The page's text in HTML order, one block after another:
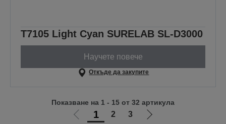
T7105 Light Cyan SURELAB SL-D3000
Научете повече
Откъде да закупите
Отиди
1 2 3
Отиди
Показване на 1 - 15 от 32 артикула